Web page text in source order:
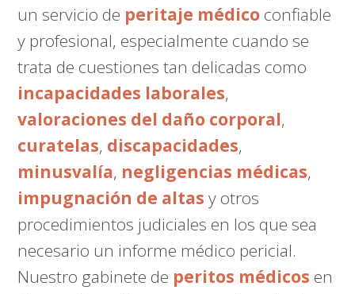
un servicio de peritaje médico confiable
y profesional, especialmente cuando se
trata de cuestiones tan delicadas como
incapacidades laborales,
valoraciones del daño corporal,
curatelas, discapacidades,
minusvalía, negligencias médicas,
impugnación de altas y otros
procedimientos judiciales en los que sea
necesario un informe médico pericial.
Nuestro gabinete de peritos médicos en